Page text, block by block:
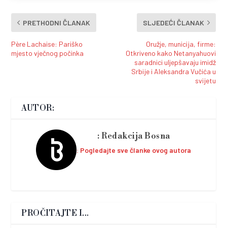
PRETHODNI ČLANAK
Père Lachaise: Pariško
mjesto vječnog počinka
SLJEDEĆI ČLANAK
Oružje, municija, firme:
Otkriveno kako Netanyahuovi
saradnici uljepšavaju imidž
Srbije i Aleksandra Vučića u
svijetu
AUTOR:
Redakcija Bosna
Pogledajte sve članke ovog autora
PROČITAJTE I...